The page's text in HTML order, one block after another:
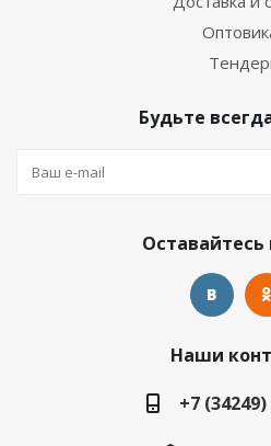
Будьте
Оставайтесь
Наши
+7